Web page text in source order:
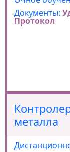
Документы:
Протокол
металла